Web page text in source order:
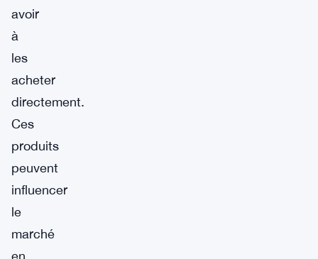
avoir
à
les
acheter
directement.
Ces
produits
peuvent
influencer
le
marché
en